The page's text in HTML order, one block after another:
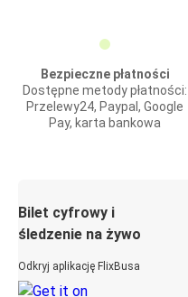
Bezpieczne płatności
Dostępne metody płatności:
Przelewy24, Paypal, Google
Pay, karta bankowa
Bilet cyfrowy i
śledzenie na żywo
Odkryj aplikację FlixBusa